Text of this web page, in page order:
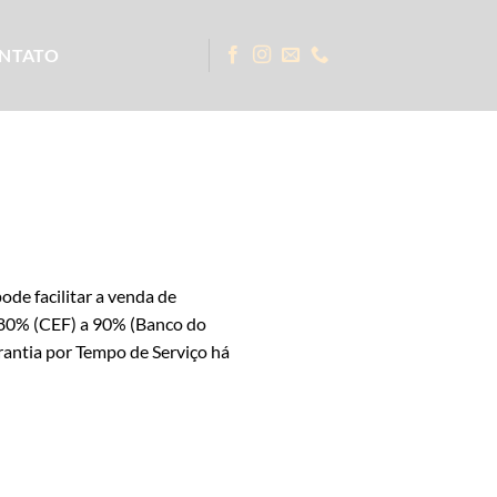
facilitar a venda de
(CEF) a 90% (Banco do
por Tempo de Serviço há